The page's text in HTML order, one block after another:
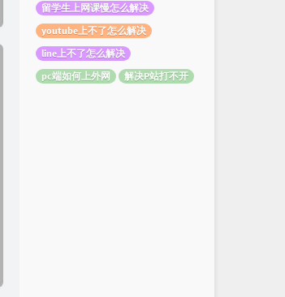
留学生上网课慢怎么解决
youtube上不了怎么解决
line上不了怎么解决
pc端如何上外网
解决P站打不开